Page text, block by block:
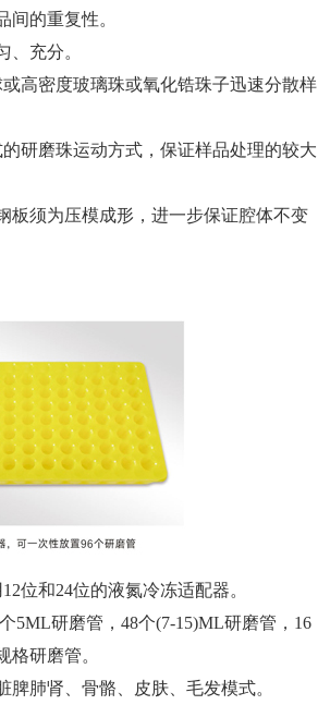
的重复性。
充分。
高密度玻璃珠或氧化锆珠子迅速分散样
研磨珠运动方式，保证样品处理的较大
板须为压模成形，进一步保证腔体不变
位和24位的液氮冷冻适配器。
5ML研磨管，48个(7-15)ML研磨管，16
研磨管。
肺肾、骨骼、皮肤、毛发模式。